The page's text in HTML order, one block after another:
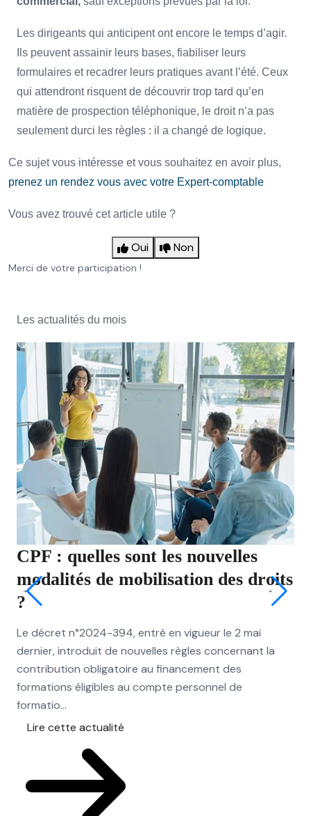
Les dirigeants qui anticipent ont encore le temps d’agir.
Ils peuvent assainir leurs bases, fiabiliser leurs
formulaires et recadrer leurs pratiques avant l’été. Ceux
qui attendront risquent de découvrir trop tard qu’en
matière de prospection téléphonique, le droit n’a pas
seulement durci les règles : il a changé de logique.
Ce sujet vous intéresse et vous souhaitez en avoir plus,
prenez un rendez vous avec votre Expert-comptable
Vous avez trouvé cet article utile ?
Oui Non
Merci de votre participation !
Les actualités du mois
CPF : quelles sont les nouvelles
modalités de mobilisation des droits
?
Le décret n°2024-394, entré en vigueur le 2 mai
dernier, introduit de nouvelles règles concernant la
contribution obligatoire au financement des
formations éligibles au compte personnel de
formatio...
Lire cette actualité